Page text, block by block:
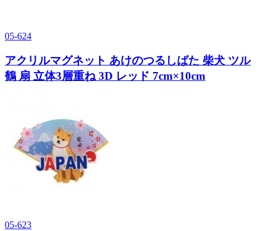
05-624
アクリルマグネット あけのつるしばた 柴犬 ツル
鶴 扇 立体3層重ね 3D レッド 7cm×10cm
05-623